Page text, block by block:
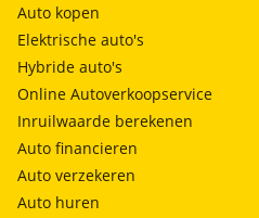
Auto kopen
Elektrische auto's
Hybride auto's
Online Autoverkoopservice
Inruilwaarde berekenen
Auto financieren
Auto verzekeren
Auto huren